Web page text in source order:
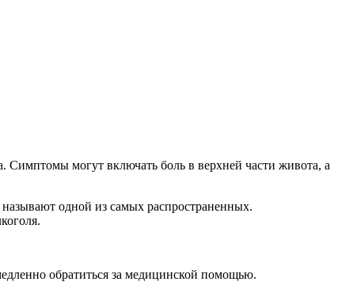
Симптомы могут включать боль в верхней части живота, а
одной из самых распространенных.
обратиться за медицинской помощью.